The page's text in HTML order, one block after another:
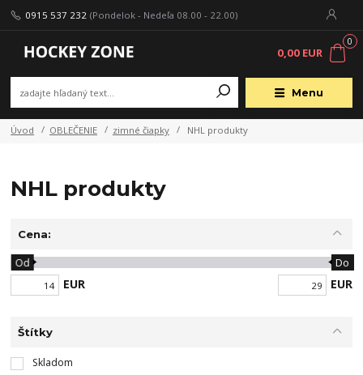
Menu
0915 537 232 (Pondelok - Nedeľa 08.00 - 22.00)
0
0,00 EUR
Úvod OBLEČENIE zimné čiapky NHL produkty
NHL produkty
Cena:
EUR
Od Do
EUR
Štítky
Skladom